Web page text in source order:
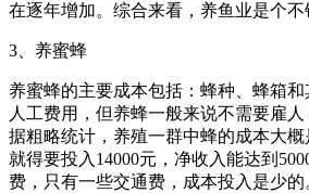
在逐年增加。综合来看，养鱼业是个不
3、养蜜蜂
养蜜蜂的主要成本包括：蜂种、蜂箱
人工费用，但养蜂一般来说不需要雇人
据粗略统计，养殖一群中蜂的成本大概
就得要投入14000元，净收入能达到
费，只有一些交通费，成本投入是少的